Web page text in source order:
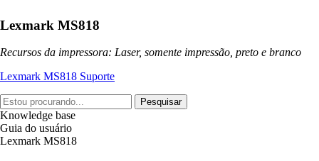
Lexmark MS818
Recursos da impressora: Laser, somente impressão, preto e branco
Lexmark MS818 Suporte
Pesquisar
Knowledge base
Guia do usuário
Lexmark MS818